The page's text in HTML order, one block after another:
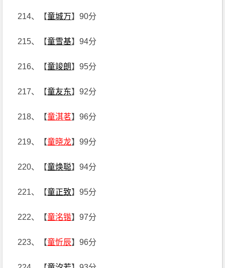
214、【童城万】90分
215、【童雪基】94分
216、【童竣朗】95分
217、【童友东】92分
218、【童淇茗】96分
219、【童晓龙】99分
220、【童焕聪】94分
221、【童正致】95分
222、【童洺锴】97分
223、【童忻辰】96分